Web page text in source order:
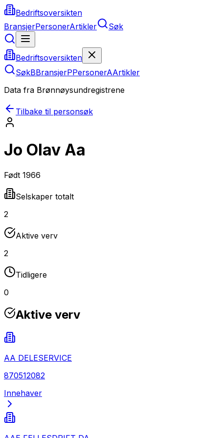
Bedriftsoversikten
BransjerPersonerArtikler Søk
Bedriftsoversikten
SøkBBransjerPPersonerAArtikler
Data fra Brønnøysundregistrene
Tilbake til personsøk
Jo Olav Aa
Født 1966
Selskaper totalt
2
Aktive verv
2
Tidligere
0
Aktive verv
AA DELESERVICE
870512082
Innehaver